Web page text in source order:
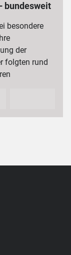
bundesweit
besondere
der
folgten rund